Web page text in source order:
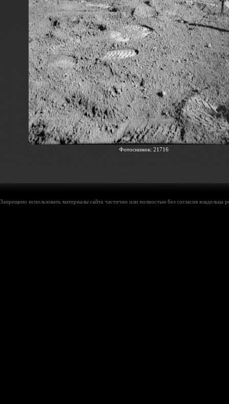
Фотоснимок: 21716
Запрещено использовать материалы сайта частично или полностью без согласия